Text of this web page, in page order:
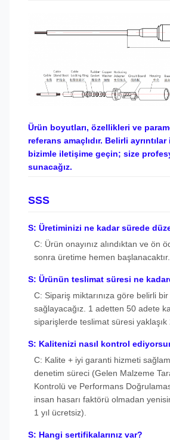
Ürün boyutları, özellikleri ve
referans amaçlıdır. Belirli
bizimle iletişime geçin; size
sunacağız.
SSS
S: Üretiminizi ne kadar sürede
C: Ürün onayınız alındıktan ve ön
sonra üretime hemen başlanacaktır.
S: Ürünün teslimat süresi ne
C: Sipariş miktarınıza göre belirli
sağlayacağız. 1 adetten 50 adete
siparişlerde teslimat süresi yaklaşık
S: Kalitenizi nasıl kontrol
C: Kalite + iyi garanti hizmeti
denetim süreci (Gelen Malzeme
Kontrolü ve Performans
insan hasarı faktörü olmadan
1 yıl ücretsiz).
S: Hangi sertifikalarınız var?